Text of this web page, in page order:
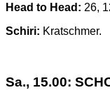
Head to Head: 26,
Schiri: Kratschmer.
Sa., 15.00: